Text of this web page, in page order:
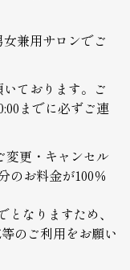
兼用サロンでご
ております。ご
までに必ずご連
変更・キャンセル
のお料金が100％
となりますため、
のご利用をお願い